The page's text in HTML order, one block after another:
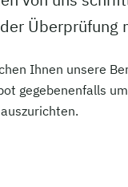
Überprüfung
Ihnen unsere
gegebenenfalls